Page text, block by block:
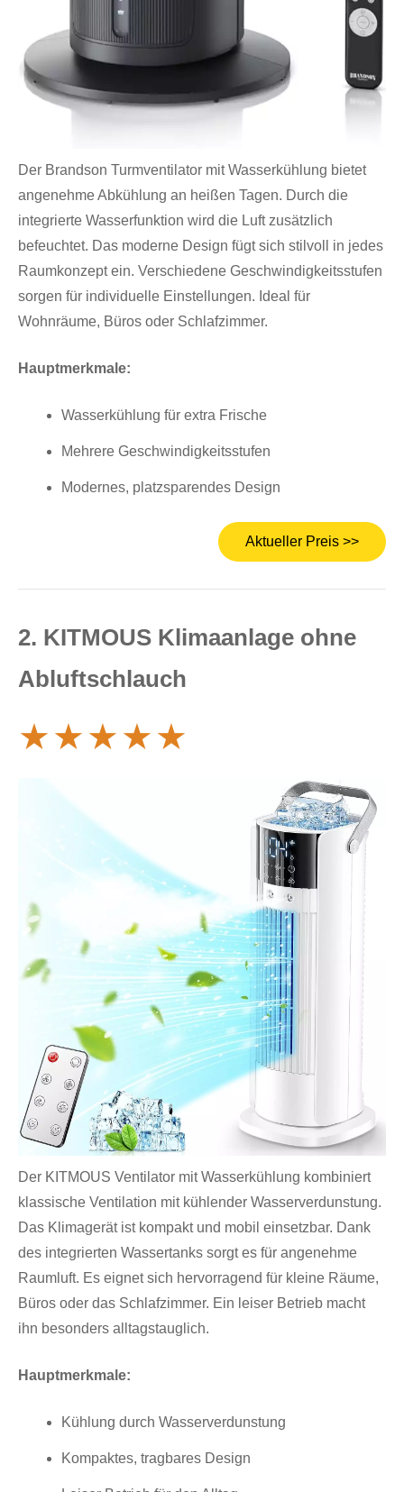
Der Brandson Turmventilator mit Wasserkühlung bietet
angenehme Abkühlung an heißen Tagen. Durch die
integrierte Wasserfunktion wird die Luft zusätzlich
befeuchtet. Das moderne Design fügt sich stilvoll in jedes
Raumkonzept ein. Verschiedene Geschwindigkeitsstufen
sorgen für individuelle Einstellungen. Ideal für
Wohnräume, Büros oder Schlafzimmer.
Hauptmerkmale:
Wasserkühlung für extra Frische
Mehrere Geschwindigkeitsstufen
Modernes, platzsparendes Design
Aktueller Preis >>
2. KITMOUS Klimaanlage ohne
Abluftschlauch
★★★★★
Der KITMOUS Ventilator mit Wasserkühlung kombiniert
klassische Ventilation mit kühlender Wasserverdunstung.
Das Klimagerät ist kompakt und mobil einsetzbar. Dank
des integrierten Wassertanks sorgt es für angenehme
Raumluft. Es eignet sich hervorragend für kleine Räume,
Büros oder das Schlafzimmer. Ein leiser Betrieb macht
ihn besonders alltagstauglich.
Hauptmerkmale:
Kühlung durch Wasserverdunstung
Kompaktes, tragbares Design